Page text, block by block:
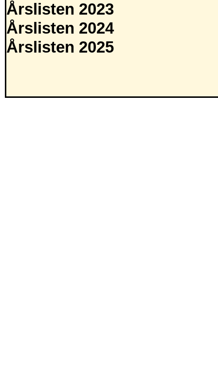
Årslisten 2023
Årslisten 2024
Årslisten 2025